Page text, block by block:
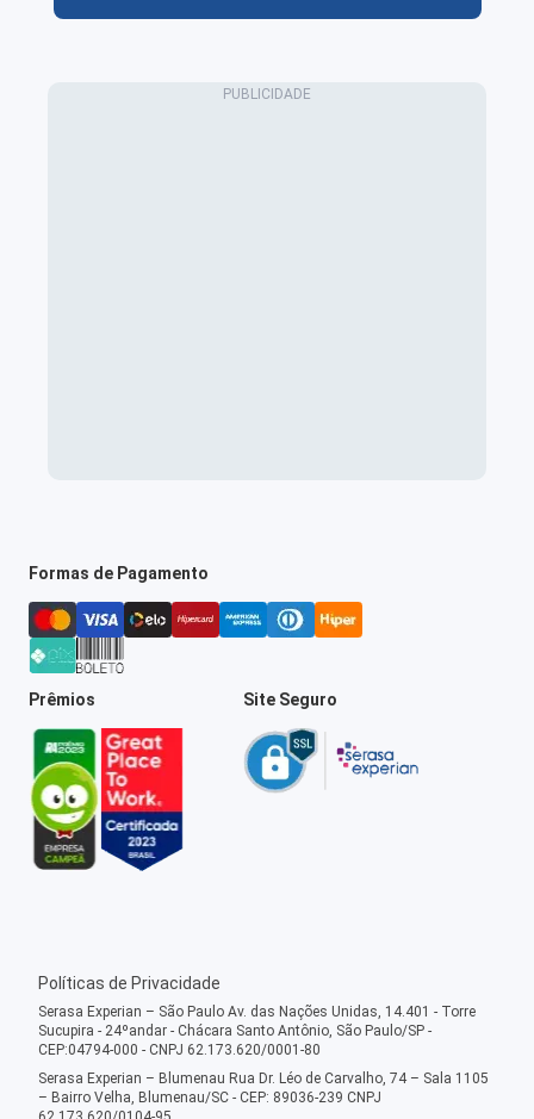
Formas de Pagamento
Prêmios Site Seguro
Políticas de Privacidade
Serasa Experian – São Paulo Av. das Nações Unidas, 14.401 - Torre
Sucupira - 24ºandar - Chácara Santo Antônio, São Paulo/SP -
CEP:04794-000 - CNPJ 62.173.620/0001-80
Serasa Experian – Blumenau Rua Dr. Léo de Carvalho, 74 – Sala 1105
– Bairro Velha, Blumenau/SC - CEP: 89036-239 CNPJ